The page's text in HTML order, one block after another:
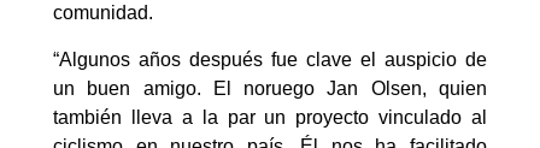
comunidad.
“Algunos años después fue clave el auspicio de
un buen amigo. El noruego Jan Olsen, quien
también lleva a la par un proyecto vinculado al